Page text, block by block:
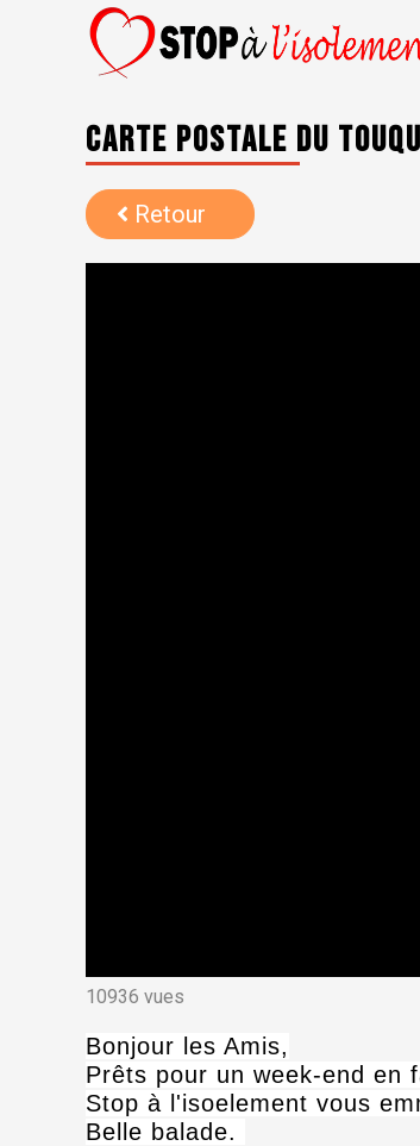
Carte postale du
Retour
10936 vues
Bonjour les Amis,
Prêts pour un week-end en
Stop à l'isoelement vous
Belle balade.